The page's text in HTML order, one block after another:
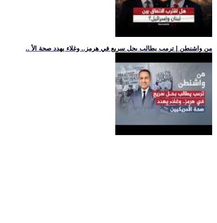
.. من واشنطن | ترمب يطالب بحل سريع في هرمز.. وغلاء يهدد صحة الأ